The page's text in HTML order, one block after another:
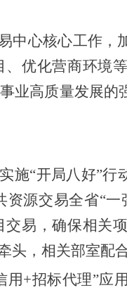
中心核心工作
优化营商环境
业高质量发展的
施“开局八好”行
资源交易全省“一
易，确保相关
头， 相关部室配
用+招标代理”应